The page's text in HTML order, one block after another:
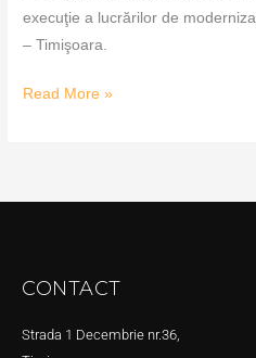
execuţie a lucrărilor de
– Timişoara.
Read More »
CONTACT
Strada 1 Decembrie nr.36,